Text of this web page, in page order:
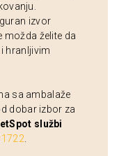
izvor
želite da
hranljivim
sa ambalaže
dobar izbor za
službi